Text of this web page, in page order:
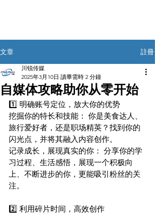
文章 註冊
自媒体攻略助你从零开始
川锐传媒
2025年3月10日 讀畢需時 2 分鐘
1️⃣ 明确账号定位，放大你的优势
挖掘你的特长和技能： 你是美食达人、
旅行爱好者，还是职场精英？找到你的
闪光点，并将其融入内容创作。
记录成长，展现真实的你： 分享你的学
习过程、生活感悟，展现一个积极向
上、不断进步的你，更能吸引粉丝的关
注。
2️⃣ 利用碎片时间，高效创作